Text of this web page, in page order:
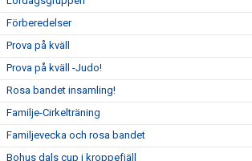
Förberedelser
Prova på kväll
Prova på kväll -Judo!
Rosa bandet insamling!
Familje-Cirkelträning
Familjevecka och rosa bandet
Bohus dals cup i kroppefjäll